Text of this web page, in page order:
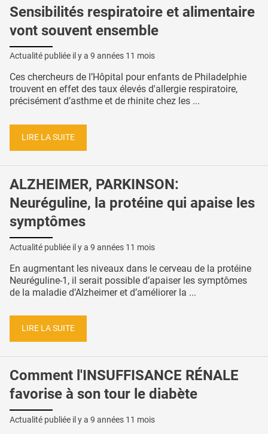
Sensibilités respiratoire et alimentaire
vont souvent ensemble
Actualité publiée il y a 9 années 11 mois
Ces chercheurs de l’Hôpital pour enfants de Philadelphie
trouvent en effet des taux élevés d'allergie respiratoire,
précisément d’asthme et de rhinite chez les ...
LIRE LA SUITE
ALZHEIMER, PARKINSON:
Neuréguline, la protéine qui apaise les
symptômes
Actualité publiée il y a 9 années 11 mois
En augmentant les niveaux dans le cerveau de la protéine
Neuréguline-1, il serait possible d’apaiser les symptômes
de la maladie d’Alzheimer et d’améliorer la ...
LIRE LA SUITE
Comment l'INSUFFISANCE RÉNALE
favorise à son tour le diabète
Actualité publiée il y a 9 années 11 mois